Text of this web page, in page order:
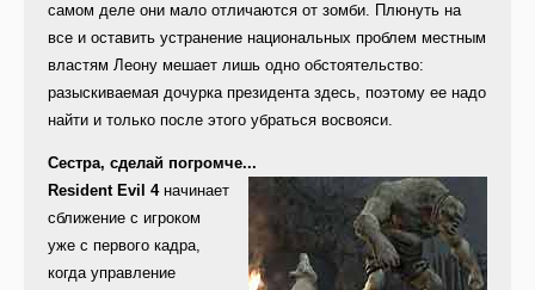
самом деле они мало отличаются от зомби. Плюнуть на
все и оставить устранение национальных проблем местным
властям Леону мешает лишь одно обстоятельство:
разыскиваемая дочурка президента здесь, поэтому ее надо
найти и только после этого убраться восвояси.
Сестра, сделай погромче...
Resident Evil 4начинает
сближение с игроком
уже с первого кадра,
когда управление